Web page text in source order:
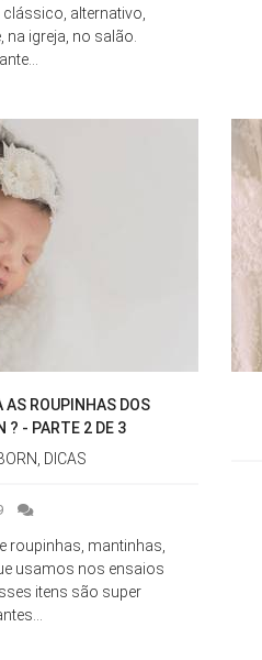
clássico, alternativo,
igreja, no salão.
AS ROUPINHAS DOS
? - PARTE 2 DE 3
DICAS
roupinhas, mantinhas,
usamos nos ensaios
itens são super